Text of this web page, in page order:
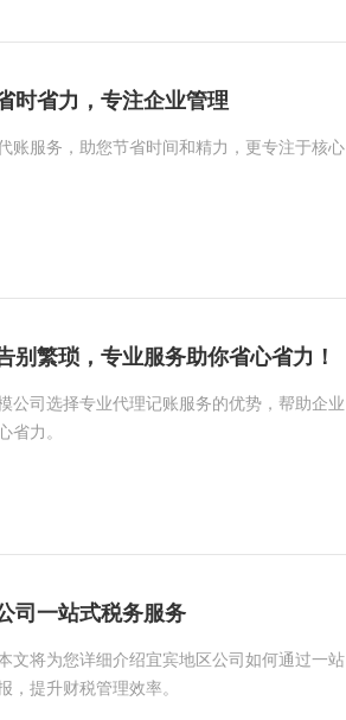
时省力，专注企业管理
账服务，助您节省时间和精力，更专注于核心
别繁琐，专业服务助你省心省力！
公司选择专业代理记账服务的优势，帮助企业
力。
司一站式税务服务
文将为您详细介绍宜宾地区公司如何通过一站
提升财税管理效率。